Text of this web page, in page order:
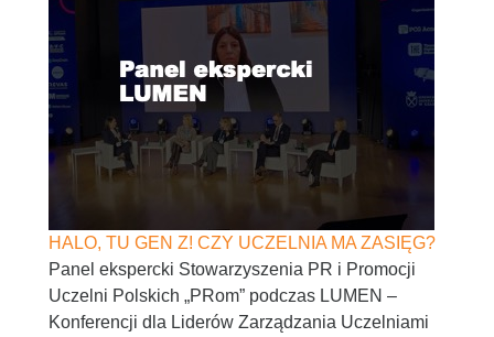
HALO, TU GEN Z! CZY UCZELNIA MA ZASIĘG?
Panel ekspercki Stowarzyszenia PR i Promocji
Uczelni Polskich „PRom” podczas LUMEN –
Konferencji dla Liderów Zarządzania Uczelniami